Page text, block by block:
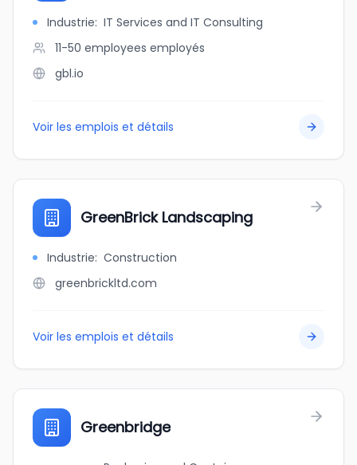
Industrie: IT Services and IT Consulting
11-50 employees employés
gbl.io
Voir les emplois et détails
GreenBrick Landscaping
Industrie: Construction
greenbrickltd.com
Voir les emplois et détails
Greenbridge